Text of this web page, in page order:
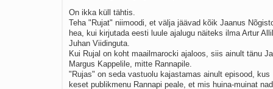
On ikka küll tähtis.
Teha "Rujat" niimoodi, et välja jäävad kõik Jaanus
hea, kui kirjutada eesti luule ajalugu näiteks ilma Artur
Juhan Viidinguta.
Kui Rujal on koht maailmarocki ajaloos, siis ainult tänu
Margus Kappelile, mitte Rannapile.
"Rujas" on seda vastuolu kajastamas ainult episood, kus
keset publikmenu Rannapi peale, et mis huina-muinat